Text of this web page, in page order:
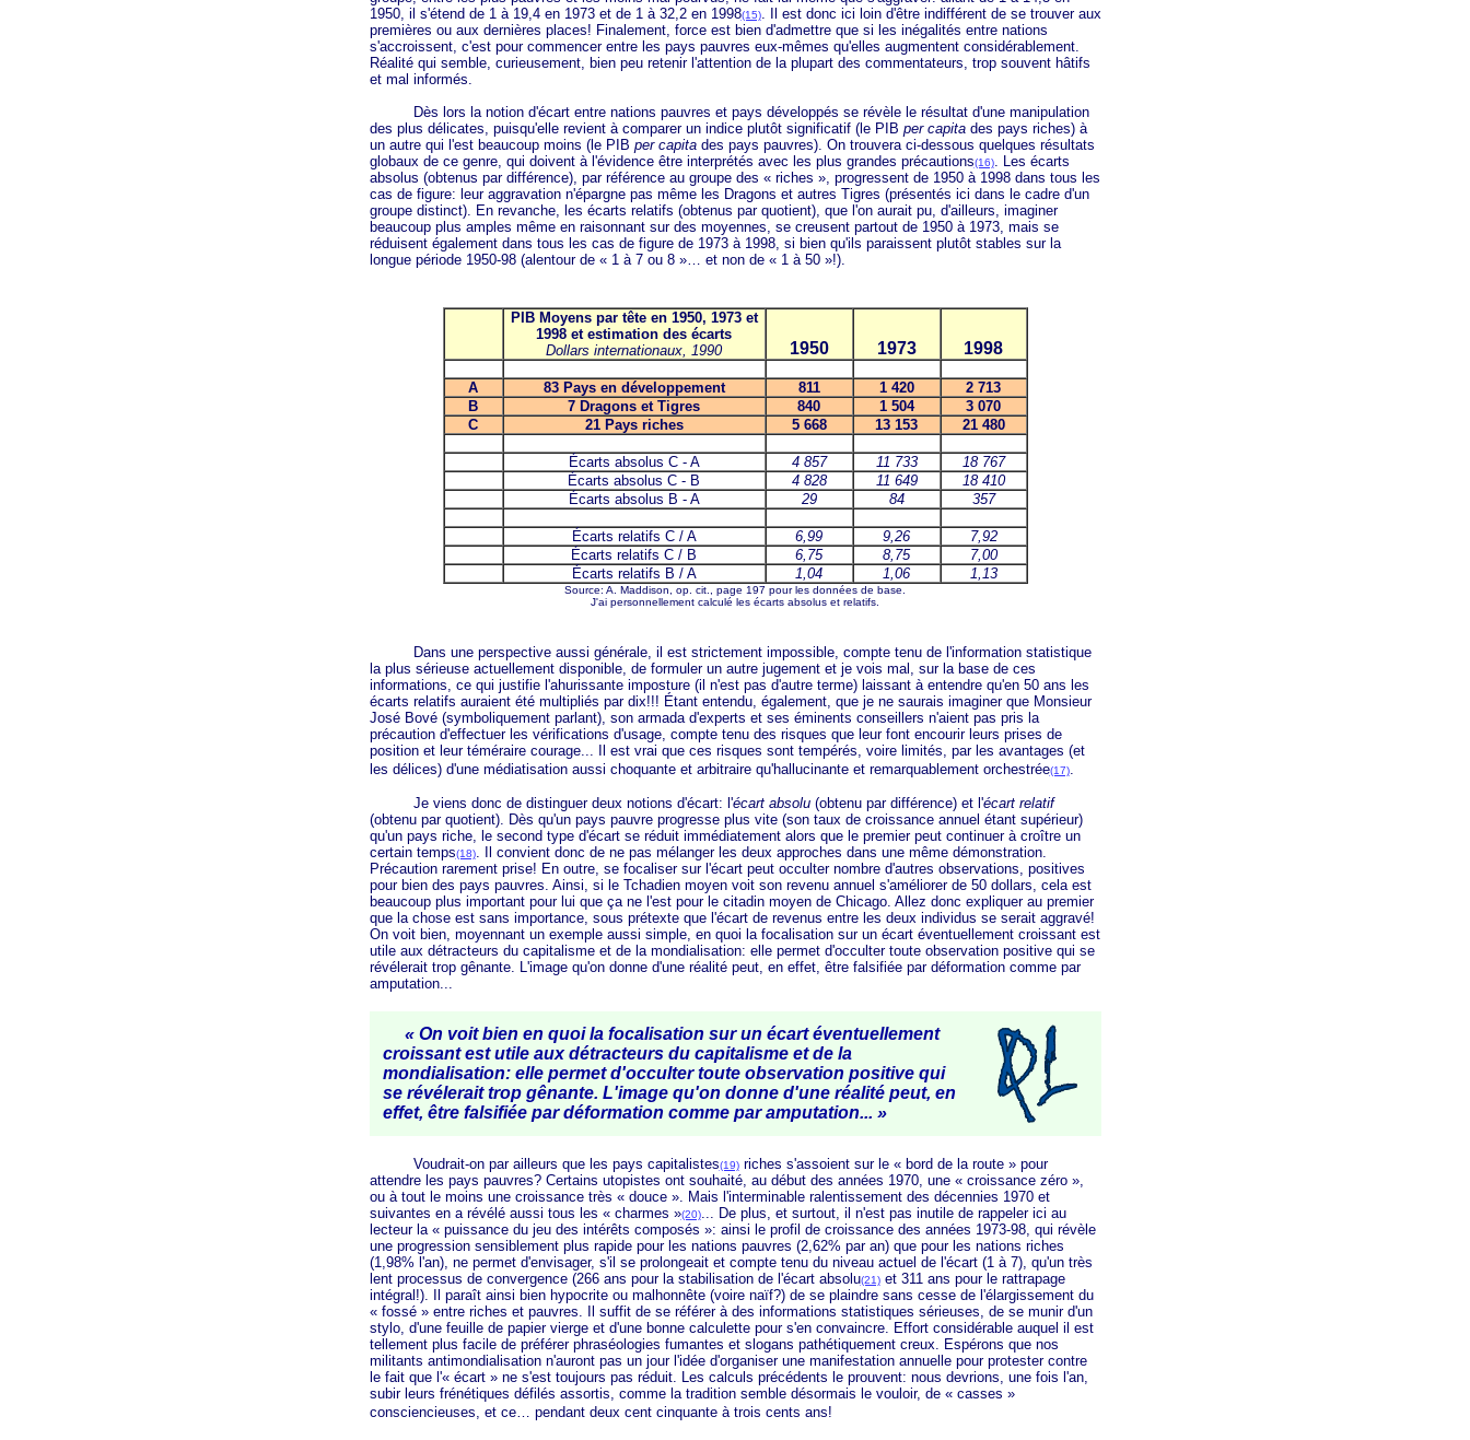
1950, il s'étend de 1 à 19,4 en 1973 et de 1 à 32,2 en 1998(15). Il est donc ici loin d'être indifférent de se trouver aux
premières ou aux dernières places! Finalement, force est bien d'admettre que si les inégalités entre nations
s'accroissent, c'est pour commencer entre les pays pauvres eux-mêmes qu'elles augmentent considérablement.
Réalité qui semble, curieusement, bien peu retenir l'attention de la plupart des commentateurs, trop souvent hâtifs
et mal informés.
Dès lors la notion d'écart entre nations pauvres et pays développés se révèle le résultat d'une manipulation
des plus délicates, puisqu'elle revient à comparer un indice plutôt significatif (le PIB per capitades pays riches) à
un autre qui l'est beaucoup moins (le PIB per capitades pays pauvres). On trouvera ci-dessous quelques résultats
globaux de ce genre, qui doivent à l'évidence être interprétés avec les plus grandes précautions(16). Les écarts
absolus (obtenus par différence), par référence au groupe des « riches », progressent de 1950 à 1998 dans tous les
cas de figure: leur aggravation n'épargne pas même les Dragons et autres Tigres (présentés ici dans le cadre d'un
groupe distinct). En revanche, les écarts relatifs (obtenus par quotient), que l'on aurait pu, d'ailleurs, imaginer
beaucoup plus amples même en raisonnant sur des moyennes, se creusent partout de 1950 à 1973, mais se
réduisent également dans tous les cas de figure de 1973 à 1998, si bien qu'ils paraissent plutôt stables sur la
longue période 1950-98 (alentour de « 1 à 7 ou 8 »… et non de « 1 à 50 »!).
PIB Moyens par tête en 1950, 1973 et
1998 et estimation des écarts
Dollars internationaux, 1990
1950 1973 1998
A 83 Pays en développement 811 1 420
2 713
B
7 Dragons et Tigres 840 1 504
3 070
C
21 Pays riches 5 668 13 153 21 480
Écarts absolus C - A 4 857 11 733
18 767
Écarts absolus C - B
4 828 11 649
18 410
Écarts absolus B - A
29 84 357
Écarts relatifs C / A 6,99 9,26
7,92
Écarts relatifs C / B
6,75 8,75
7,00
Écarts relatifs B / A
1,04 1,06 1,13
Source: A. Maddison, op. cit., page 197 pour les données de base.
J'ai personnellement calculé les écarts absolus et relatifs.
Dans une perspective aussi générale, il est strictement impossible, compte tenu de l'information statistique
la plus sérieuse actuellement disponible, de formuler un autre jugement et je vois mal, sur la base de ces
informations, ce qui justifie l'ahurissante imposture (il n'est pas d'autre terme) laissant à entendre qu'en 50 ans les
écarts relatifs auraient été multipliés par dix!!! Étant entendu, également, que je ne saurais imaginer que Monsieur
José Bové (symboliquement parlant), son armada d'experts et ses éminents conseillers n'aient pas pris la
précaution d'effectuer les vérifications d'usage, compte tenu des risques que leur font encourir leurs prises de
position et leur téméraire courage... Il est vrai que ces risques sont tempérés, voire limités, par les avantages (et
les délices) d'une médiatisation aussi choquante et arbitraire qu'hallucinante et remarquablement orchestrée(17).
Je viens donc de distinguer deux notions d'écart: l'écart absolu(obtenu par différence) et l'écart relatif
(obtenu par quotient). Dès qu'un pays pauvre progresse plus vite (son taux de croissance annuel étant supérieur)
qu'un pays riche, le second type d'écart se réduit immédiatement alors que le premier peut continuer à croître un
certain temps(18). Il convient donc de ne pas mélanger les deux approches dans une même démonstration.
Précaution rarement prise! En outre, se focaliser sur l'écart peut occulter nombre d'autres observations, positives
pour bien des pays pauvres. Ainsi, si le Tchadien moyen voit son revenu annuel s'améliorer de 50 dollars, cela est
beaucoup plus important pour lui que ça ne l'est pour le citadin moyen de Chicago. Allez donc expliquer au premier
que la chose est sans importance, sous prétexte que l'écart de revenus entre les deux individus se serait aggravé!
On voit bien, moyennant un exemple aussi simple, en quoi la focalisation sur un écart éventuellement croissant est
utile aux détracteurs du capitalisme et de la mondialisation: elle permet d'occulter toute observation positive qui se
révélerait trop gênante. L'image qu'on donne d'une réalité peut, en effet, être falsifiée par déformation comme par
amputation...
« On voit bien en quoi la focalisation sur un écart éventuellement
croissant est utile aux détracteurs du capitalisme et de la
mondialisation: elle permet d'occulter toute observation positive qui
se révélerait trop gênante. L'image qu'on donne d'une réalité peut, en
effet, être falsifiée par déformation comme paramputation... »
Voudrait-on par ailleurs que les pays capitalistes(19)riches s'assoient sur le « bord de la route »pour
attendre les pays pauvres? Certains utopistes ont souhaité, au début des années 1970, une « croissance zéro »,
ou à tout le moins une croissance très « douce ». Mais l'interminable ralentissement des décennies 1970 et
suivantes en a révélé aussi tous les « charmes »(20)... De plus, et surtout, il n'est pas inutile de rappeler ici au
lecteur la « puissancedu jeu des intérêts composés »: ainsi le profil de croissance des années 1973-98, qui révèle
une progression sensiblement plus rapide pour les nations pauvres (2,62% par an) que pour les nations riches
(1,98% l'an), ne permet d'envisager, s'il se prolongeait et compte tenu du niveau actuel de l'écart (1 à 7), qu'un très
lent processus de convergence (266 ans pour la stabilisation de l'écart absolu(21)et 311 ans pour le rattrapage
intégral!). Il paraît ainsi bien hypocrite ou malhonnête (voire naïf?) de se plaindre sans cesse de l'élargissement du
« fossé »entre riches et pauvres. Il suffit de se référer à des informations statistiques sérieuses, de se munir d'un
stylo, d'une feuille de papier vierge et d'une bonne calculette pour s'en convaincre. Effort considérable auquel il est
tellement plus facile de préférer phraséologies fumantes et slogans pathétiquement creux. Espérons que nos
militants antimondialisation n'auront pas un jour l'idée d'organiser une manifestation annuelle pour protester contre
le fait que l'« écart »ne s'est toujours pas réduit. Les calculs précédents le prouvent: nous devrions, une fois l'an,
subir leurs frénétiques défilés assortis, comme la tradition semble désormais le vouloir, de « casses »
consciencieuses, et ce… pendant deux cent cinquante à trois cents ans!